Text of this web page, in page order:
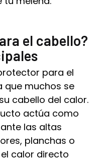
el cabello?
para el
que muchos se
cabello del calor.
actúa como
las altas
planchas o
calor directo